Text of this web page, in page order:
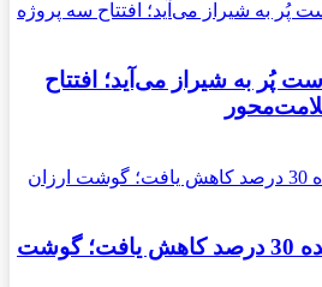
پُر به شیراز می‌آید؛ افتتاح
قیمت گوسفند زنده 30 درصد کاهش یافت؛ گوشت